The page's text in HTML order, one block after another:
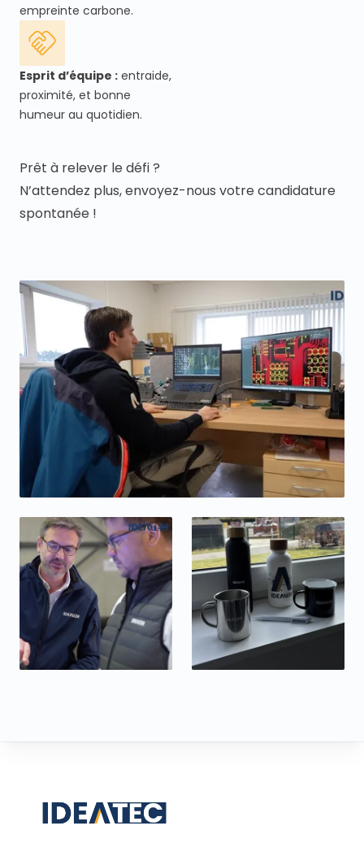
empreinte carbone.
Esprit d’équipe : entraide,
proximité, et bonne
humeur au quotidien.
Prêt à relever le défi ?
N’attendez plus, envoyez-nous votre candidature
spontanée !